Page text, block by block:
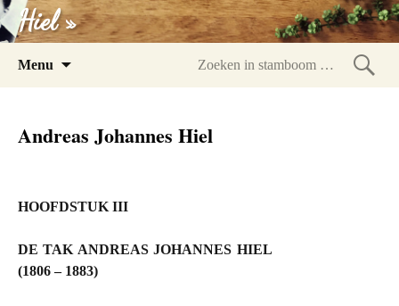
Hiel »
Menu
Andreas Johannes Hiel
HOOFDSTUK III
DE TAK ANDREAS JOHANNES HIEL
(1806 – 1883)